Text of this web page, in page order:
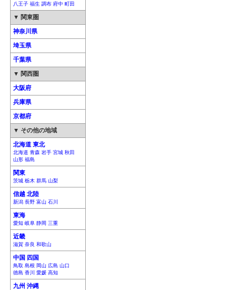
八王子 福生 調布 府中 町田
▼ 関東圏
神奈川県
埼玉県
千葉県
▼ 関西圏
大阪府
兵庫県
京都府
▼ その他の地域
北海道 東北
北海道 青森 岩手 宮城 秋田
山形 福島
関東
茨城 栃木 群馬 山梨
信越 北陸
新潟 長野 富山 石川
東海
愛知 岐阜 静岡 三重
近畿
滋賀 奈良 和歌山
中国 四国
鳥取 島根 岡山 広島 山口
徳島 香川 愛媛 高知
九州 沖縄